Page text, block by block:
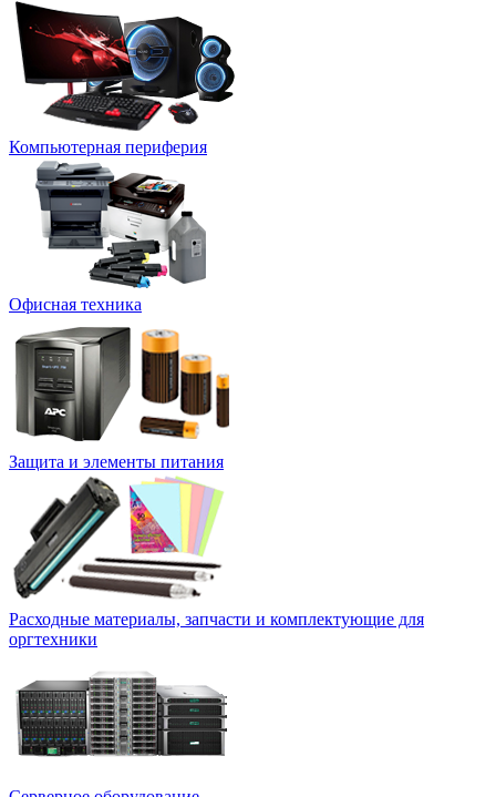
Компьютерная периферия
Офисная техника
Защита и элементы питания
Расходные материалы, запчасти и комплектующие для
оргтехники